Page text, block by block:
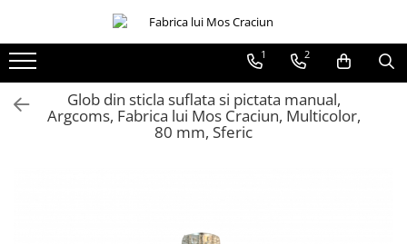
Ø120
Sferice
Ovale
1 2
Glob din sticla suflata si pictata manual,
Argcoms, Fabrica lui Mos Craciun, Multicolor,
80 mm, Sferic